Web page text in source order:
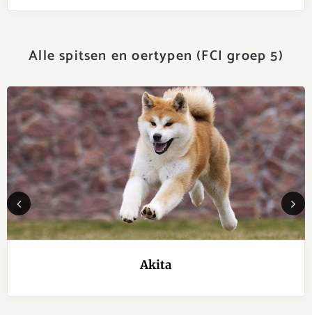
Alle spitsen en oertypen (FCI groep 5)
Previous
Akita
Next